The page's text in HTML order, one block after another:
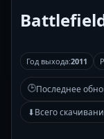
Год выхода:2011
🕒Последнее
⬇Всего